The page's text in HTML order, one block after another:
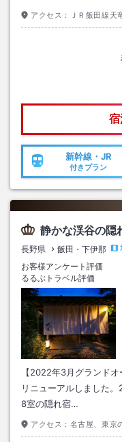
アクセス： ＪＲ飯田線
新幹線・JR
付きプラン
静かな渓谷の隠
長野県 飯田・下伊那
お客様アンケート評価
るるぶトラベル評価
【2022年3月グランド
リニューアルしました
8室の隠れ宿…
アクセス： 名古屋、東京